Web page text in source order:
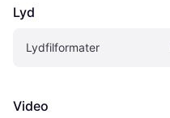
Lyd
Lydfilformater
Video